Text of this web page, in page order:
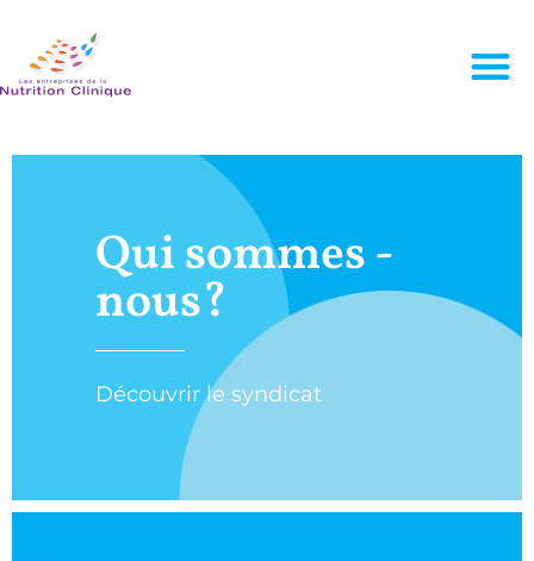
Qui sommes -
nous?
Découvrir le syndicat